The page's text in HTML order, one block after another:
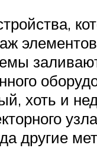
хоть и
другие